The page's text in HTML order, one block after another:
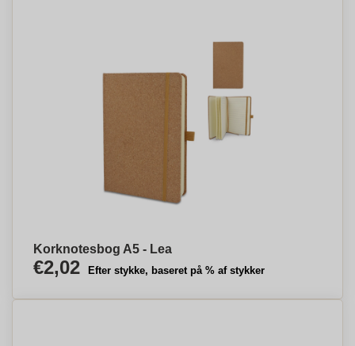
Korknotesbog A5 - Lea
€2,02 Efter stykke, baseret på % af stykker